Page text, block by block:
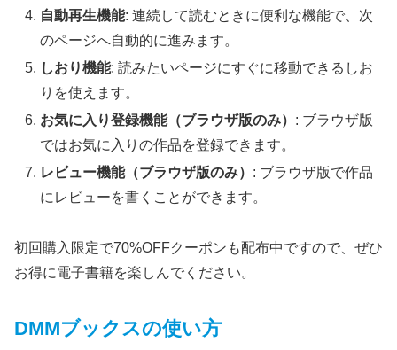
自動再生機能: 連続して読むときに便利な機能で、次
のページへ自動的に進みます。
しおり機能: 読みたいページにすぐに移動できるしお
りを使えます。
お気に入り登録機能（ブラウザ版のみ） : ブラウザ版
ではお気に入りの作品を登録できます。
レビュー機能（ブラウザ版のみ） : ブラウザ版で作品
にレビューを書くことができます。
初回購入限定で70%OFFクーポンも配布中ですので、ぜひ
お得に電子書籍を楽しんでください。
DMMブックスの使い方